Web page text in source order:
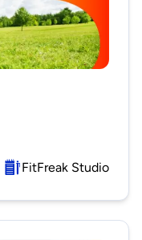
FitFreak Studio